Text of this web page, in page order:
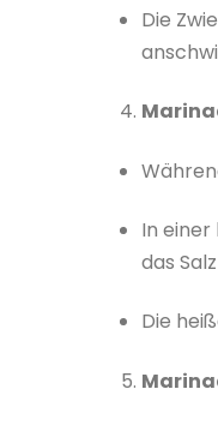
Die
In einer
das
Die